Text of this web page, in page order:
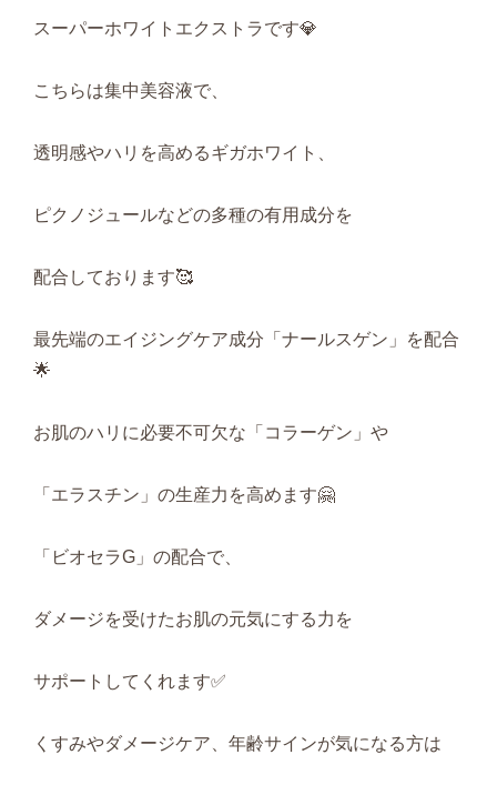
スーパーホワイトエクストラです💎
こちらは集中美容液で、
透明感やハリを高めるギガホワイト、
ピクノジュールなどの多種の有用成分を
配合しております🥰
最先端のエイジングケア成分「ナールスゲン」を配合
🌟
お肌のハリに必要不可欠な「コラーゲン」や
「エラスチン」の生産力を高めます🤗
「ビオセラG」の配合で、
ダメージを受けたお肌の元気にする力を
サポートしてくれます✅
くすみやダメージケア、年齢サインが気になる方は